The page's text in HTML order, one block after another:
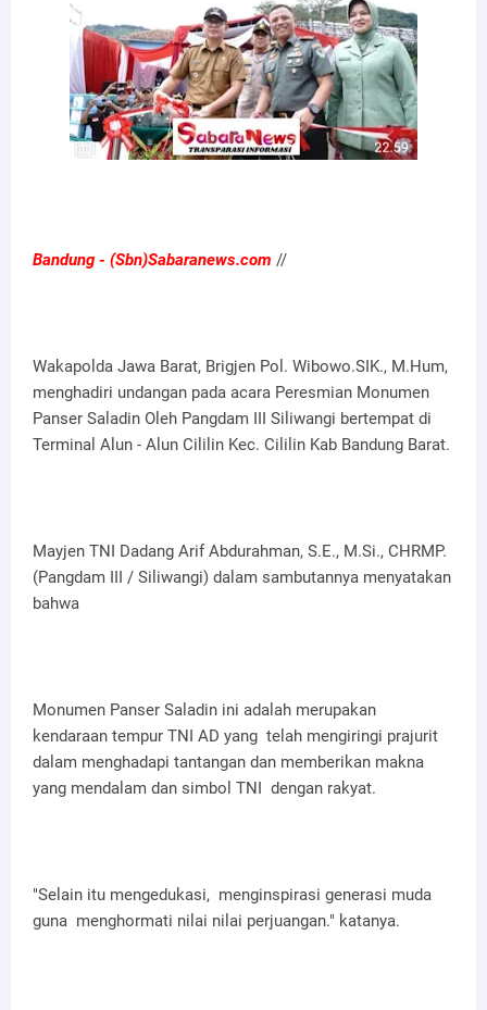
Bandung - (Sbn)Sabaranews.com //
Wakapolda Jawa Barat, Brigjen Pol. Wibowo.SIK., M.Hum,
menghadiri undangan pada acara Peresmian Monumen
Panser Saladin Oleh Pangdam III Siliwangi bertempat di
Terminal Alun - Alun Cililin Kec. Cililin Kab Bandung Barat.
Mayjen TNI Dadang Arif Abdurahman, S.E., M.Si., CHRMP.
(Pangdam III / Siliwangi) dalam sambutannya menyatakan
bahwa
Monumen Panser Saladin ini adalah merupakan
kendaraan tempur TNI AD yang telah mengiringi prajurit
dalam menghadapi tantangan dan memberikan makna
yang mendalam dan simbol TNI dengan rakyat.
"Selain itu mengedukasi, menginspirasi generasi muda
guna menghormati nilai nilai perjuangan." katanya.